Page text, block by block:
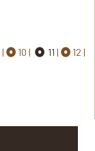
10 11
12